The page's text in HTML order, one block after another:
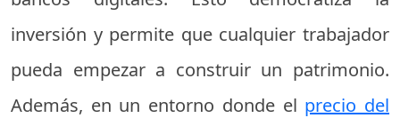
inversión y permite que cualquier trabajador
pueda empezar a construir un patrimonio.
Además, en un entorno donde el precio del